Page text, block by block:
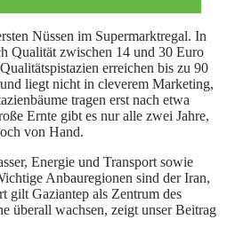
Nüssen im Supermarktregal. In
Qualität zwischen 14 und 30 Euro
erreichen bis zu 90
liegt nicht in cleverem Marketing,
tragen erst nach etwa
Ernte gibt es nur alle zwei Jahre,
von Hand.
Energie und Transport sowie
Anbauregionen sind der Iran,
gilt Gaziantep als Zentrum des
überall wachsen, zeigt unser Beitrag